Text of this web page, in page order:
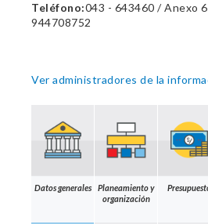
Teléfono:043 - 643460 / Anexo
944708752
Ver administradores de la
Datos generales
Planeamiento y
organización